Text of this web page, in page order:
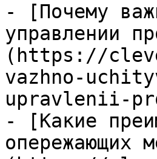
- [Почему
управлении
(https://
vazhno-
upravlenii-
- [Какие
опережающих